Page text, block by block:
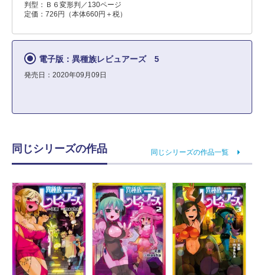
判型：Ｂ６変形判／130ページ
定価：726円（本体660円＋税）
電子版：異種族レビュアーズ 5
発売日：2020年09月09日
同じシリーズの作品 同じシリーズの作品一覧